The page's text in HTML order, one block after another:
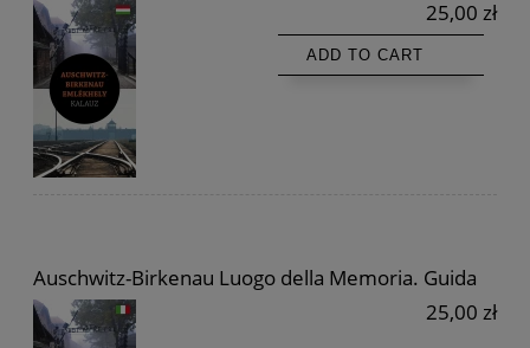
25,00 zł
ADD TO CART
Auschwitz-Birkenau Luogo della Memoria. Guida
25,00 zł